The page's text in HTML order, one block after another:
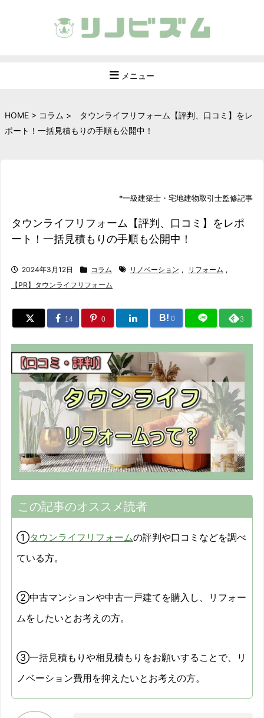
メニュー
HOME > コラム >
タウンライフリフォーム【評判、口コミ】をレ
ポート！一括見積もりの手順も公開中！
*一級建築士 ・ 宅地建物取引士監修記事
タウンライフリフォーム【評判、口コミ】をレポ
ート！一括見積もりの手順も公開中！
2024年3月12日 コラム リノベーション , リフォーム ,
【PR】タウンライフリフォーム
14 0 B! 0 3
この記事のオススメ読者
①タウンライフリフォームの評判や口コミなどを調べ
ている方。
②中古マンションや中古一戸建てを購入し、リフォー
ムをしたいとお考えの方。
③一括見積もりや相見積もりをお願いすることで、リ
ノベーション費用を抑えたいとお考えの方。